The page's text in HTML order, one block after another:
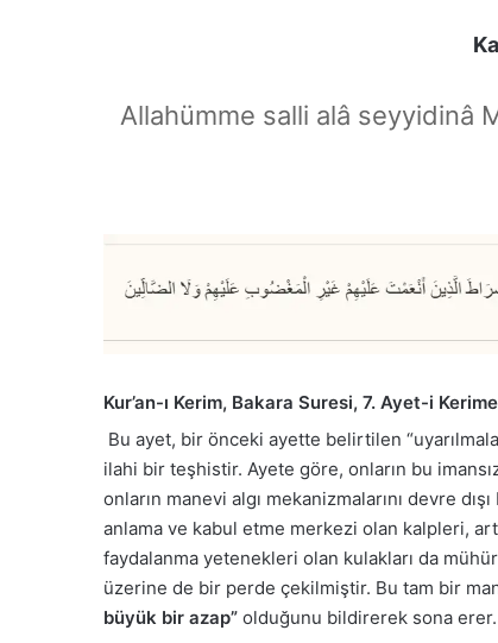
Allahümme salli alâ seyyidinâ
Kur’an-ı Kerim, Bakara Suresi, 7. Ayet-i
Bu ayet, bir önceki ayette belirtilen
ilahi bir teşhistir. Ayete göre, onların bu
onların manevi algı mekanizmalarını devre
anlama ve kabul etme merkezi olan kalpleri,
faydalanma yetenekleri olan kulakları da
üzerine de bir perde çekilmiştir. Bu tam bir
büyük bir azap” olduğunu bildirerek sona erer.